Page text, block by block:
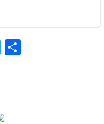
Telegram